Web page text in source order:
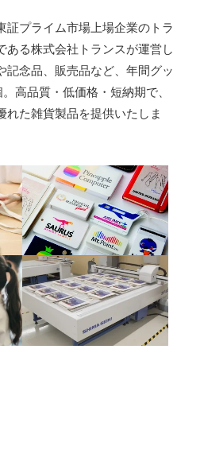
証プライム市場上場企業のトラ
ある株式会社トランスが運営し
記念品、販売品など、年間グッ
高品質・低価格・短納期で、
れた雑貨製品を提供いたしま